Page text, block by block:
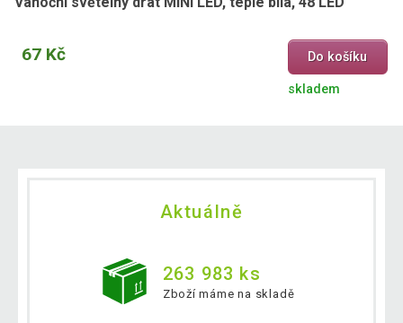
67 Kč Do košíku
skladem
Aktuálně
263 983 ks
Zboží máme na skladě